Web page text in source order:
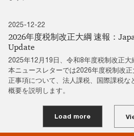
2025-12-22
2026年度税制改正大綱 速報：
Update
2025年12月19日、令和8年度税制改正大
本ニュースレターでは2026年度税制改
正事項について、法人課税、国際課税な
概要を説明します。
Load more